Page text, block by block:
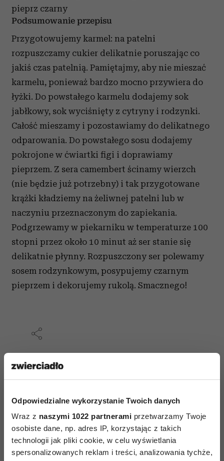
Odpowiedzialne wykorzystanie Twoich danych
Wraz z naszymi 1022 partnerami przetwarzamy Twoje
osobiste dane, np. adres IP, korzystając z takich
technologii jak pliki cookie, w celu wyświetlania
spersonalizowanych reklam i treści, analizowania tychże,
pieprz czarny
Podsumowanie przepisu
Przygotowujemy karmel: na patelni
rozpuszczamy cukier delikatnie poruszając co
jakiś czas patelnią. Pamiętajmy, aby nie mieszać
karmelu, ponieważ bardzo mocno przywiera do
łyżki. Do powstałego karmelu dodajemy sok
jabłkowy, sok wyciśnięty z cytryny i rodzynki.
Całość mieszamy i pozostawiamy do delikatnego
odparowania. Do powstałego sosu dodajemy
pokrojone w ćwiartki figi i doprawiamy
pieprzem. Z sera camembert ścinamy wierzch
(nie będzie już potrzebny) i tak przygotowane
krążki kładziemy na żeliwnej patelni lub w
naczyniu przeznaczonym do zapiekania.
Podgrzewamy w piekarniku w temperaturze 100
stopni przez około 10 minut aż ser stanie się
delikatnie płynny. Rozpuszczony ser polewamy
sosem rodzynkowym, posypujemy czarnym
pieprzem i dekorujemy rukolą. Smacznego!